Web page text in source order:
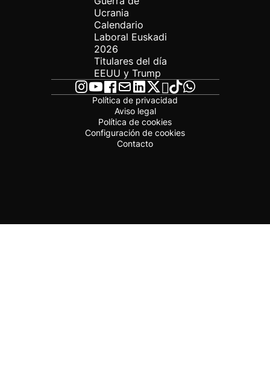
Ucrania
Calendario
Laboral Euskadi
2026
Titulares del día
EEUU y Trump
Política de privacidad
Aviso legal
Política de cookies
Configuración de cookies
Contacto